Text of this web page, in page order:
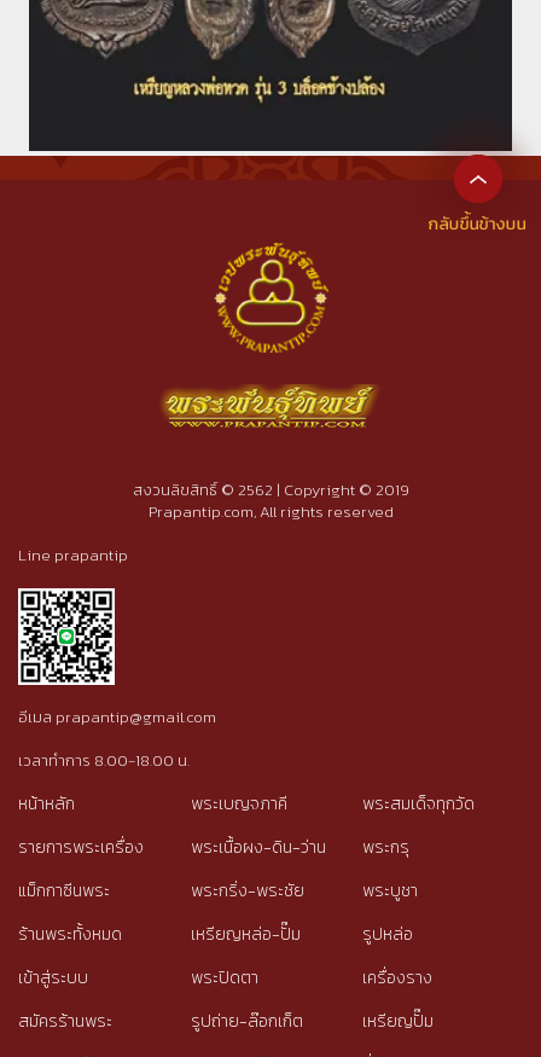
สงวนลิขสิทธิ์ © 2562 | Copyright © 2019
Prapantip.com, All rights reserved
Line prapantip
อีเมล prapantip@gmail.com
เวลาทำการ 8.00-18.00 น.
หน้าหลัก
รายการพระเครื่อง
แม็กกาซีนพระ
ร้านพระทั้งหมด
เข้าสู่ระบบ
สมัครร้านพระ
พระเบญจภาคี
พระเนื้อผง-ดิน-ว่าน
พระกริ่ง-พระชัย
เหรียญหล่อ-ปั๊ม
พระปิดตา
รูปถ่าย-ล๊อกเก็ต
พระสมเด็จทุกวัด
พระกรุ
พระบูชา
รูปหล่อ
เครื่องราง
เหรียญปั๊ม